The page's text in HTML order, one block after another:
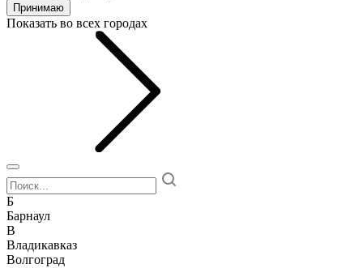
Принимаю
Показать во всех городах
Б
Барнаул
В
Владикавказ
Волгоград